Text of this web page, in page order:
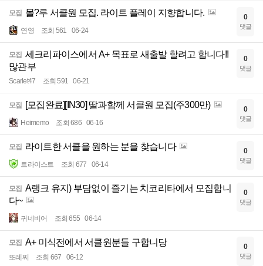
모집 몰?루 서클원 모집. 라이트 플레이 지향합니다.
연영 조회 561 06-24
0
댓글
모집 세크리파이스에서 A+ 목표로 새출발 할려고 합니다!!
많관부
Scarlet47 조회 591 06-21
0
댓글
모집 [모집완료][IN30] 딸과함께 서클원 모집(주300만)
Heimemo 조회 686 06-16
0
댓글
모집 라이트한 서클을 원하는 분을 찾습니다
트라이스트 조회 677 06-14
0
댓글
모집 A랭크 유지) 부담없이 즐기는 치코리타에서 모집합니
다~
귀네비어 조회 655 06-14
0
댓글
모집 A+ 미식전에서 서클원분들 구합니당
또레찌 조회 667 06-12
0
댓글